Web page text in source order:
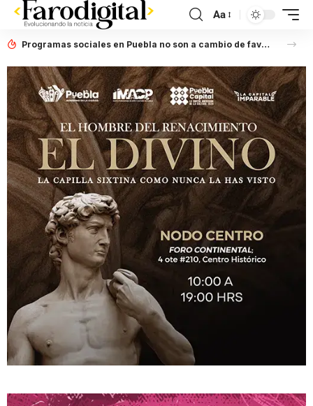
Aa
Programas sociales en Puebla no son a cambio de favores políticos: Artemisa